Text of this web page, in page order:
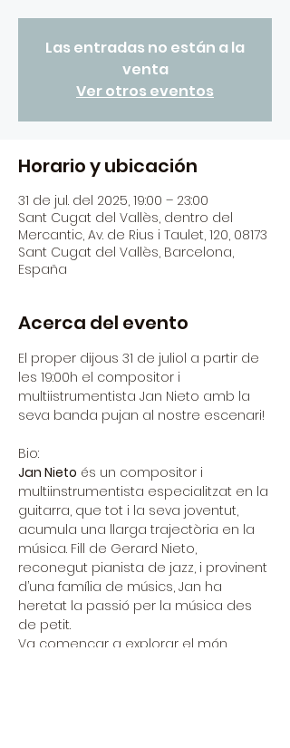
Las entradas no están a la
venta
Ver otros eventos
Horario y ubicación
31 de jul. del 2025, 19:00 – 23:00
Sant Cugat del Vallès, dentro del
Mercantic, Av. de Rius i Taulet, 120, 08173
Sant Cugat del Vallès, Barcelona,
España
Acerca del evento
El proper dijous 31 de juliol a partir de
les 19:00h el compositor i
multiistrumentista Jan Nieto amb la
seva banda pujan al nostre escenari!
Bio:
Jan Nieto és un compositor i
multiinstrumentista especialitzat en la
guitarra, que tot i la seva joventut,
acumula una llarga trajectòria en la
música. Fill de Gerard Nieto,
reconegut pianista de jazz, i provinent
d’una família de músics, Jan ha
heretat la passió per la música des
de petit.
Va començar a explorar el món